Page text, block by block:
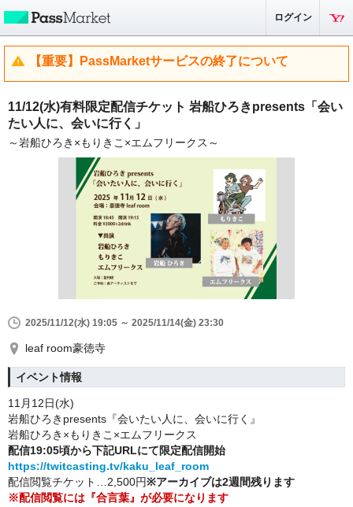
ログイン
【重要】PassMarketサービスの終了について
11/12(水)有料限定配信チケット 岩船ひろきpresents「会い
たい人に、会いに行く」
～岩船ひろき×もりきこ×エムフリークス～
2025/11/12(水) 19:05 ～ 2025/11/14(金) 23:30
leaf room豪徳寺
イベント情報
11月12日(水)
岩船ひろきpresents『会いたい人に、会いに行く』
岩船ひろき×もりきこ×エムフリークス
配信19:05頃から下記URLにて限定配信開始
https://twitcasting.tv/kaku_leaf_room
配信閲覧チケット…2,500円※アーカイブは2週間残ります
※配信閲覧には『合言葉』が必要になります